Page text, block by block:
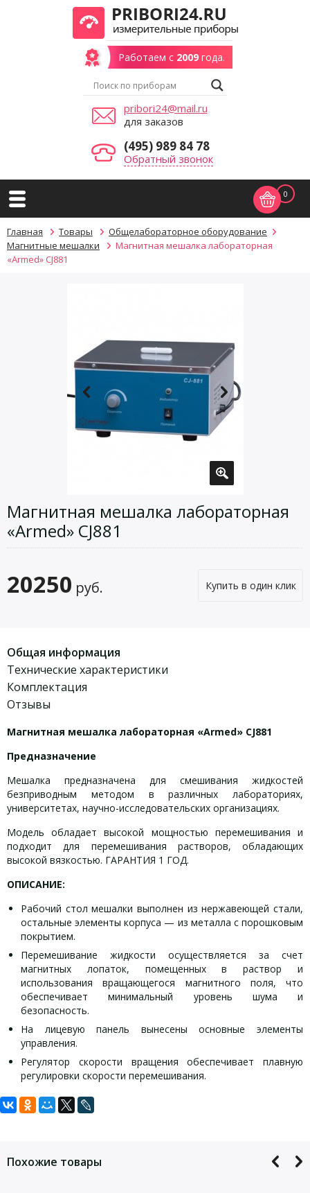
Работаем с 2009года.
pribori24@mail.ru
для заказов
(495) 989 84 78
Обратный звонок
0
Главная Товары
Общелабораторное оборудование
Магнитные мешалки
Магнитная мешалка лабораторная
«Armed» CJ881
Магнитная мешалка лабораторная
«Armed» CJ881
20250 руб. Купить в один клик
Общая информация
Технические характеристики
Комплектация
Отзывы
Магнитная мешалка лабораторная «Armed» CJ881
Предназначение
Мешалка предназначена для смешивания жидкостей
безприводным методом в различных лабораториях,
университетах, научно-исследовательских организациях.
Модель обладает высокой мощностью перемешивания и
подходит для перемешивания растворов, обладающих
высокой вязкостью. ГАРАНТИЯ 1 ГОД.
ОПИСАНИЕ:
Рабочий стол мешалки выполнен из нержавеющей стали,
остальные элементы корпуса — из металла с порошковым
покрытием.
Перемешивание жидкости осуществляется за счет
магнитных лопаток, помещенных в раствор и
использования вращающегося магнитного поля, что
обеспечивает минимальный уровень шума и
безопасность.
На лицевую панель вынесены основные элементы
управления.
Регулятор скорости вращения обеспечивает плавную
регулировки скорости перемешивания.
ТЕХНИЧЕСКИЕ ХАРАКТЕРИСТИКИ:
Потребляемая мощность (± 5%): 60 Вт
КОМПЛЕКТАЦИЯ:
Руководство — 1 экз.
Задать вопрос
Похожие товары